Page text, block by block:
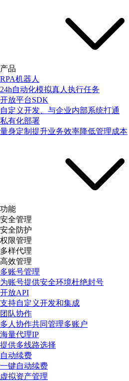
产品
RPA机器人
24h自动化模拟真人执行任务
开放平台SDK
自定义开发、与企业内部系统打通
私有化部署
量身定制提升业务效率降低管理成本
功能
安全管理
安全防护
权限管理
多样代理
高效管理
多账号管理
为账号提供安全环境杜绝封号
开放API
支持自定义开发和集成
团队协作
多人协作共同管理多账户
海量代理IP
提供多线路选择
自动续费
一键自动续费
虚拟资产管理